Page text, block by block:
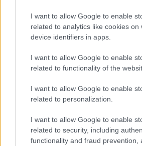
I want to allow Google to enable
related to analytics like cookies on
device identifiers in apps.
I want to allow Google to enable
related to functionality of the
I want to allow Google to enable
related to personalization.
I want to allow Google to enable
related to security, including
functionality and fraud prevention,
άνοιξε τις πύλες του σε όλους